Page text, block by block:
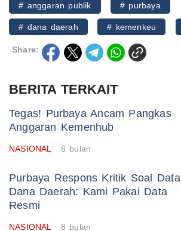
# anggaran publik # purbaya
# dana daerah # kemenkeu
Share:
BERITA TERKAIT
Tegas! Purbaya Ancam Pangkas
Anggaran Kemenhub
NASIONAL 6 bulan
Purbaya Respons Kritik Soal Data
Dana Daerah: Kami Pakai Data
Resmi
NASIONAL 8 bulan